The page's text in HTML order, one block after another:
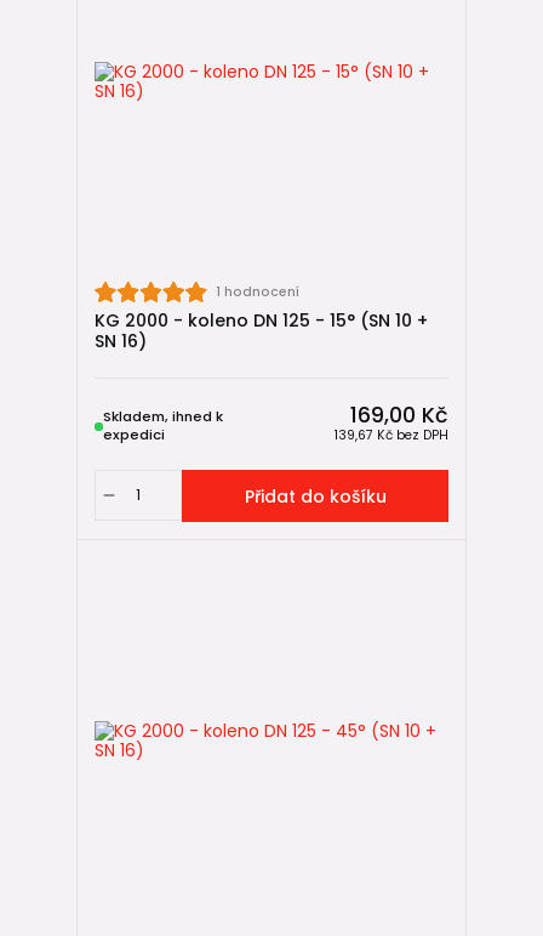
1 hodnocení
KG 2000 - koleno DN 125 - 15° (SN 10 +
SN 16)
169,00 Kč
139,67 Kč bez DPH
Skladem, ihned k
expedici
Přidat do košíku